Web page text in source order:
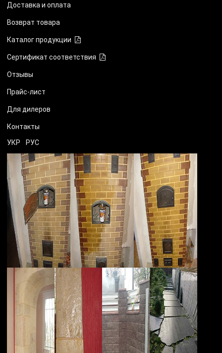
Доставка и оплата
Возврат товара
Каталог продукции
Сертификат соответствия
Отзывы
Прайс-лист
Для дилеров
Контакты
УКР РУС